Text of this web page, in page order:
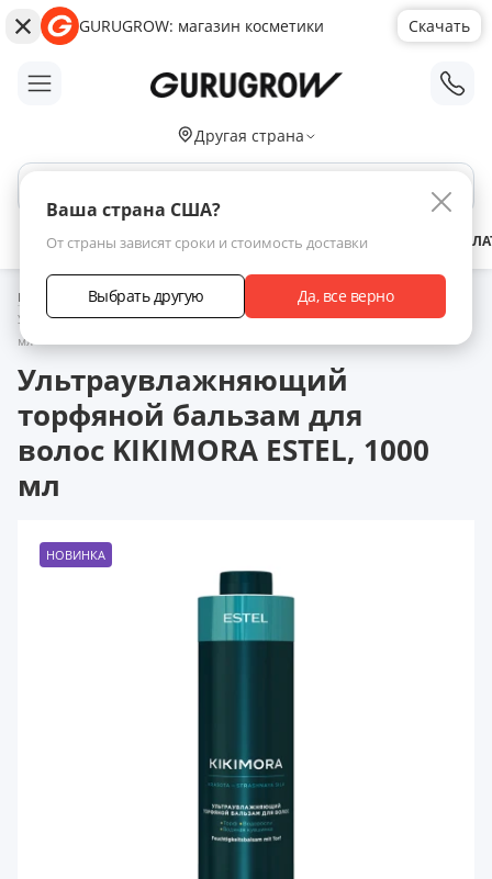
GURUGROW: магазин косметики Скачать
Другая страна
Ваша страна США?
От страны зависят сроки и стоимость доставки
Выбрать другую Да, все верно
АКЦИИ НОВИНКИБРЕНДЫЗАРАБОТАТЬ С НАМИ
Главная Каталог товаров Уход за волосами
Кондиционер
Ультраувлажняющий торфяной бальзам для волос KIKIMORA ESTEL, 1000
мл
Ультраувлажняющий
торфяной бальзам для
волос KIKIMORA ESTEL, 1000
мл
НОВИНКА